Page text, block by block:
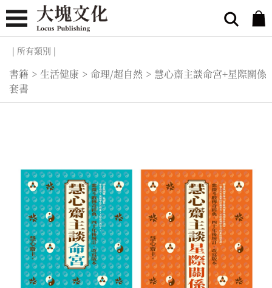
| 所有類別 |
書籍 > 生活健康 > 命理/超自然 > 慧心齋主談命宮+星際關係
套書